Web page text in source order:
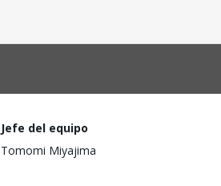
Jefe del equipo
Tomomi Miyajima